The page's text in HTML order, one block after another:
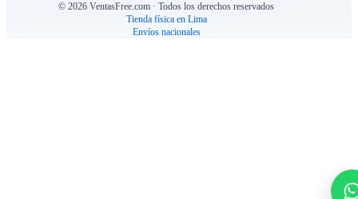
© 2026 VentasFree.com · Todos los derechos reservados
Tienda física en Lima
Envíos nacionales